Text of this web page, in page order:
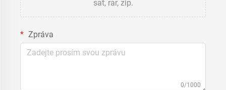
sat, rar, zip.
Zpráva
0/1000